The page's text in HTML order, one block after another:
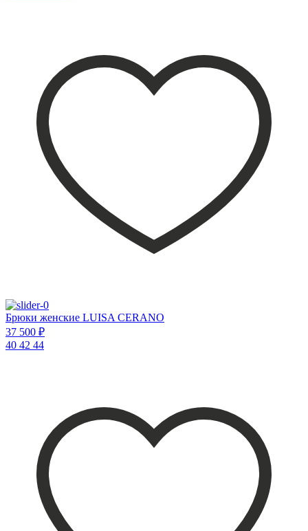
Брюки женские LUISA CERANO
37 500 ₽
40 42 44